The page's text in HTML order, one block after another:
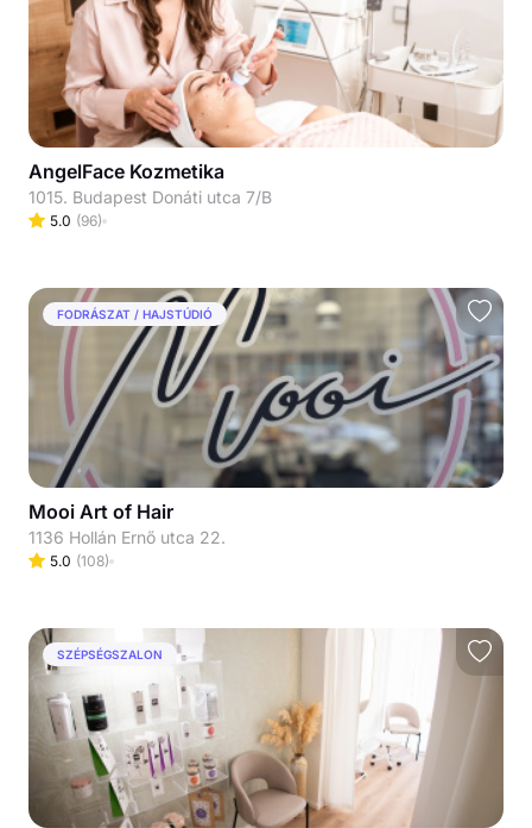
AngelFace Kozmetika
1015. Budapest Donáti utca 7/B
5.0 (96)
FODRÁSZAT / HAJSTÚDIÓ
Mooi Art of Hair
1136 Hollán Ernő utca 22.
5.0 (108)
SZÉPSÉGSZALON